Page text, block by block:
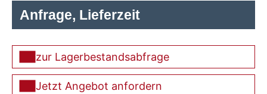
Anfrage, Lieferzeit
zur Lagerbestandsabfrage
Jetzt Angebot anfordern